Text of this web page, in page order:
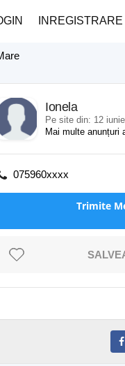
INREGISTRARE
Ionela
Pe site din: 12
Mai multe anunțuri
075960xxxx
Trimite